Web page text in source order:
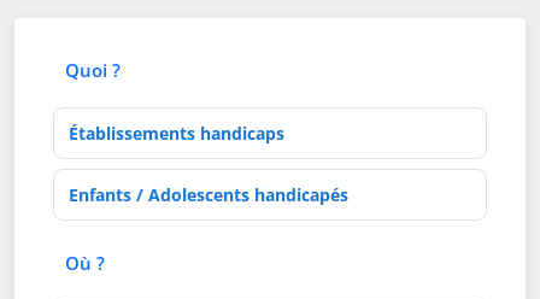
Quoi ?
Type d'établissement
Activités de soins
Où ?